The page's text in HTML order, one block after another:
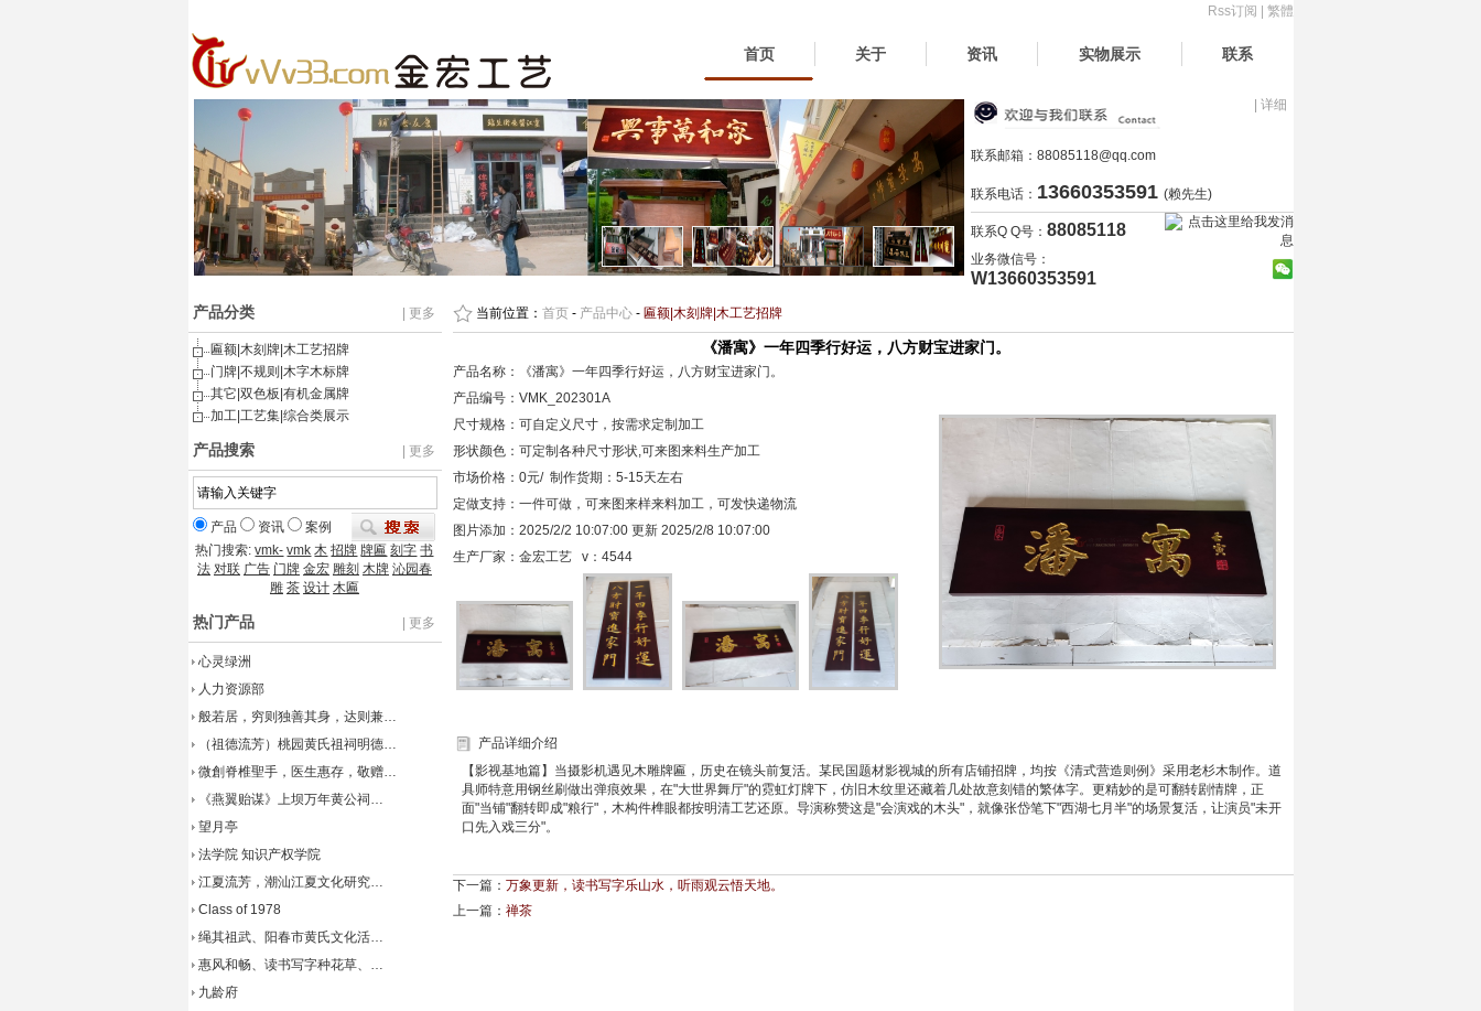
首页 关于 资讯 实物展示 联系
Rss订阅 繁體
| 详细
联系邮箱： 88085118@qq.com
联系电话： 13660353591 (赖先生)
联系Q Q号： 88085118
业务微信号：
W13660353591
产品分类 | 更多
匾额|木刻牌|木工艺招牌
门牌|不规则|木字木标牌
其它|双色板|有机金属牌
加工|工艺集|综合类展示
产品搜索 | 更多
产品 资讯
案例
热门搜索:vmk- vmk 木 招牌 牌匾 刻字 书
法 对联 广告 门牌 金宏 雕刻 木牌 沁园春
雕 茶 设计 木匾
热门产品 | 更多
心灵绿洲
人力资源部
般若居，穷则独善其身，达则兼…
（祖德流芳）桃园黄氏祖祠明德…
微創脊椎聖手，医生惠存，敬赠…
《燕翼贻谋》上坝万年黄公祠…
望月亭
法学院 知识产权学院
江夏流芳，潮汕江夏文化研究…
Class of 1978
绳其祖武、阳春市黄氏文化活…
惠风和畅、读书写字种花草、…
九龄府
当前位置： 首页- 产品中心- 匾额|木刻牌|木工艺招牌
《潘寓》一年四季行好运，八方财宝进家门。
产品名称：《潘寓》一年四季行好运，八方财宝进家门。
产品编号：VMK_202301A
尺寸规格：可自定义尺寸，按需求定制加工
形状颜色：可定制各种尺寸形状,可来图来料生产加工
市场价格：0元/ 制作货期：5-15天左右
定做支持：一件可做，可来图来样来料加工，可发快递物流
图片添加：2025/2/2 10:07:00 更新 2025/2/8 10:07:00
生产厂家：金宏工艺 v： 4544
产品详细介绍
【影视基地篇】当摄影机遇见木雕牌匾，历史在镜头前复活。某民国题材影视城的所有店铺招牌，均按《清式营造则例》采用老杉木制作。道
具师特意用钢丝刷做出弹痕效果，在"大世界舞厅"的霓虹灯牌下，仿旧木纹里还藏着几处故意刻错的繁体字。更精妙的是可翻转剧情牌，正
面"当铺"翻转即成"粮行"，木构件榫眼都按明清工艺还原。导演称赞这是"会演戏的木头"，就像张岱笔下"西湖七月半"的场景复活，让演员"未开
口先入戏三分"。
下一篇： 万象更新，读书写字乐山水，听雨观云悟天地。
上一篇： 禅茶